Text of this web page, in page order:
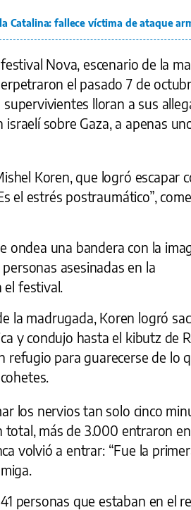
Catalina: fallece víctima de ataque
Nova, escenario de la
el pasado 7 de
lloran a sus
sobre Gaza, a apenas
Koren, que logró escapar
el estrés postraumático”,
ondea una bandera con la
asesinadas en la
festival.
la madrugada, Koren logró
y condujo hasta el kibutz de
refugio para guarecerse de lo
los nervios tan solo cinco
total, más de 3.000 entraron en
volvió a entrar: “Fue la
personas que estaban en el